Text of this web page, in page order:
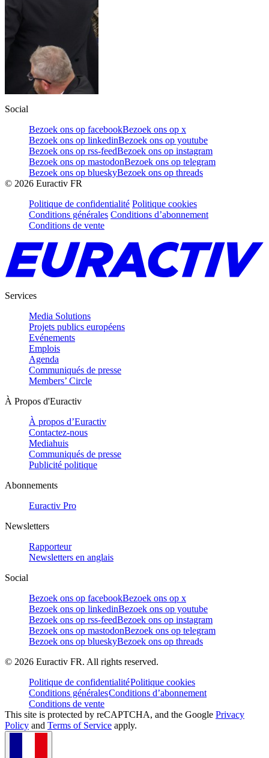
Social
Bezoek ons op facebookBezoek ons op x
Bezoek ons op linkedinBezoek ons op youtube
Bezoek ons op rss-feedBezoek ons op instagram
Bezoek ons op mastodonBezoek ons op telegram
Bezoek ons op blueskyBezoek ons op threads
© 2026 Euractiv FR
Politique de confidentialité Politique cookies
Conditions générales Conditions d’abonnement
Conditions de vente
Services
Media Solutions
Projets publics européens
Evénements
Emplois
Agenda
Communiqués de presse
Members’ Circle
À Propos d'Euractiv
À propos d’Euractiv
Contactez-nous
Mediahuis
Communiqués de presse
Publicité politique
Abonnements
Euractiv Pro
Newsletters
Rapporteur
Newsletters en anglais
Social
Bezoek ons op facebookBezoek ons op x
Bezoek ons op linkedinBezoek ons op youtube
Bezoek ons op rss-feedBezoek ons op instagram
Bezoek ons op mastodonBezoek ons op telegram
Bezoek ons op blueskyBezoek ons op threads
© 2026 Euractiv FR. All rights reserved.
Politique de confidentialitéPolitique cookies
Conditions généralesConditions d’abonnement
Conditions de vente
This site is protected by reCAPTCHA, and the Google Privacy
Policy and Terms of Service apply.